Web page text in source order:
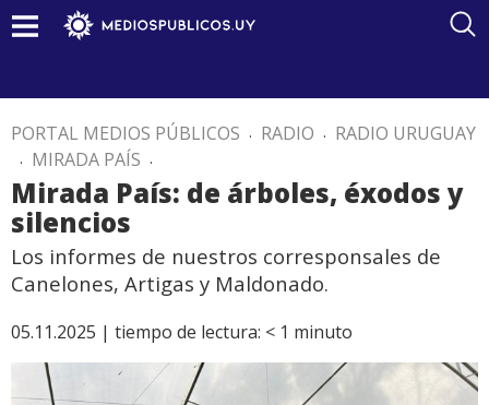
PORTAL MEDIOS PÚBLICOS . RADIO . RADIO URUGUAY
. MIRADA PAÍS .
Mirada País: de árboles, éxodos y
silencios
Los informes de nuestros corresponsales de
Canelones, Artigas y Maldonado.
05.11.2025 | tiempo de lectura: < 1 minuto